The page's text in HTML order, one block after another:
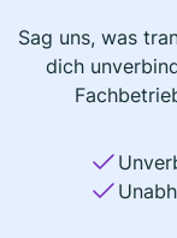
Sag uns, was
dich